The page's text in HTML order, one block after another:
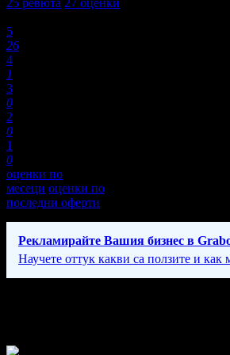
25 ревюта 27 оценки
5
26
4
1
3
0
2
0
1
0
оценки по
месеци оценки по
последни оферти
Рекламирайте Вашия бизнес в
Научете оттук какви са ползите и как